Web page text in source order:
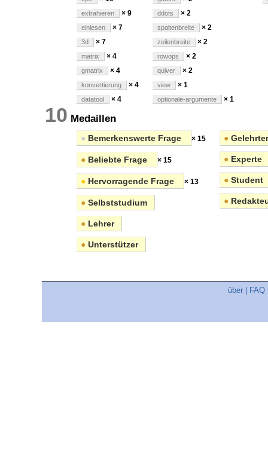
extrahieren × 9
einlesen × 7
3d × 7
matrix × 4
gmatrix × 4
konvertierung × 4
datatool × 4
ddots × 2
spaltenbreite × 2
zeilenbreite × 2
rowops × 2
quiver × 2
view × 1
optionale-argumente × 1
10 Medaillen
● Bemerkenswerte Frage × 15
● Beliebte Frage × 15
● Hervorragende Frage × 13
● Selbststudium
● Lehrer
● Unterstützer
● Gelehrter
● Experte
● Student
●
über FAQ